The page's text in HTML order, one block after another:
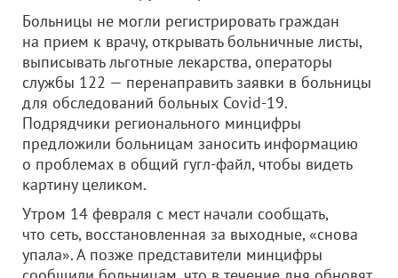
Больницы не могли регистрировать граждан
на прием к врачу, открывать больничные листы,
выписывать льготные лекарства, операторы
службы 122 — перенаправить заявки в больницы
для обследований больных Covid-19.
Подрядчики регионального минцифры
предложили больницам заносить информацию
о проблемах в общий гугл-файл, чтобы видеть
картину целиком.
Утром 14 февраля с мест начали сообщать,
что сеть, восстановленная за выходные, «снова
упала». А позже представители минцифры